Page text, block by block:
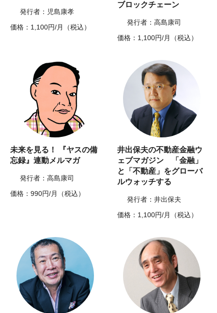
発行者：児島康孝
価格：1,100円/月（税込）
ブロックチェーン
発行者：高島康司
価格：1,100円/月（税込）
未来を見る！ 『ヤスの備
忘録』連動メルマガ
発行者：高島康司
価格：990円/月（税込）
井出保夫の不動産金融ウ
ェブマガジン 「金融」
と「不動産」をグローバ
ルウォッチする
発行者：井出保夫
価格：1,100円/月（税込）